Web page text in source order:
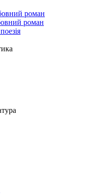
роман
роман